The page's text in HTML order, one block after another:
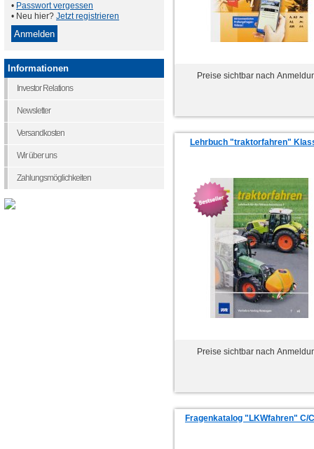
Preise sichtbar nach
Lehrbuch "traktorfahren"
Preise sichtbar nach
Fragenkatalog "LKWfahren" C/
• Passwort vergessen
• Neu hier? Jetzt registrieren
Informationen
Investor Relations
Newsletter
Versandkosten
Wir über uns
Zahlungsmöglichkeiten